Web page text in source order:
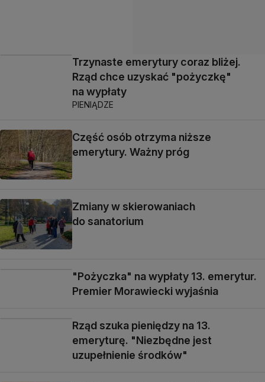
Trzynaste emerytury coraz bliżej.
Rząd chce uzyskać "pożyczkę"
na wypłaty
PIENIĄDZE
Część osób otrzyma niższe
emerytury. Ważny próg
Zmiany w skierowaniach
do sanatorium
"Pożyczka" na wypłaty 13. emerytur.
Premier Morawiecki wyjaśnia
Rząd szuka pieniędzy na 13.
emeryturę. "Niezbędne jest
uzupełnienie środków"